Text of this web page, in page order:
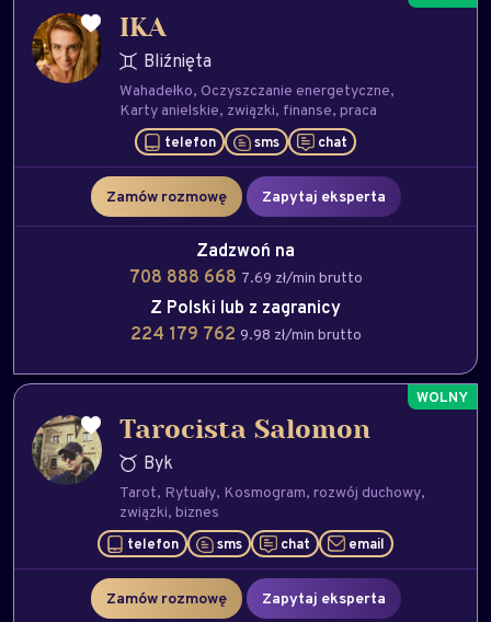
IKA
Bliźnięta
Wahadełko Oczyszczanie energetyczne
Karty anielskie związki finanse praca
telefon sms chat
Zamów rozmowę Zapytaj eksperta
Zadzwoń na
708 888 668 7.69 zł/min brutto
Z Polski lub z zagranicy
224 179 762 9.98 zł/min brutto
Tarocista Salomon
Byk
Tarot Rytuały Kosmogram rozwój duchowy
związki biznes
telefon sms chat email
Zamów rozmowę Zapytaj eksperta